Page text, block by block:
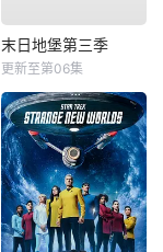
末日地堡第三季
更新至第06集